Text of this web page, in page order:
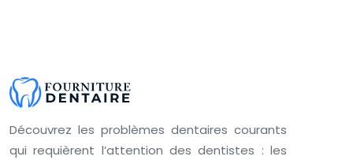
Découvrez les problèmes dentaires courants
qui requièrent l’attention des dentistes : les